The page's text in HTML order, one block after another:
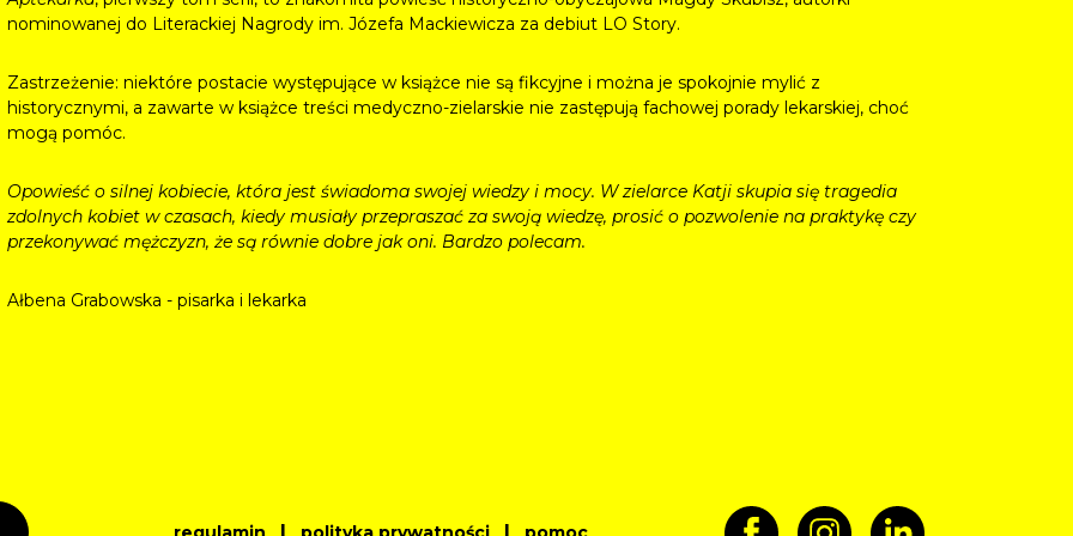
nominowanej do Literackiej Nagrody im. Józefa Mackiewicza za debiut LO Story.
Zastrzeżenie: niektóre postacie występujące w książce nie są fikcyjne i można je spokojnie mylić z
historycznymi, a zawarte w książce treści medyczno-zielarskie nie zastępują fachowej porady lekarskiej, choć
mogą pomóc.
Opowieść o silnej kobiecie, która jest świadoma swojej wiedzy i mocy. W zielarce Katji skupia się tragedia
zdolnych kobiet w czasach, kiedy musiały przepraszać za swoją wiedzę, prosić o pozwolenie na praktykę czy
przekonywać mężczyzn, że są równie dobre jak oni. Bardzo polecam.
Ałbena Grabowska - pisarka i lekarka